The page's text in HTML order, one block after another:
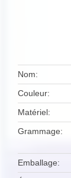
Nom
Couleur
Matériel
Grammage
Emballage